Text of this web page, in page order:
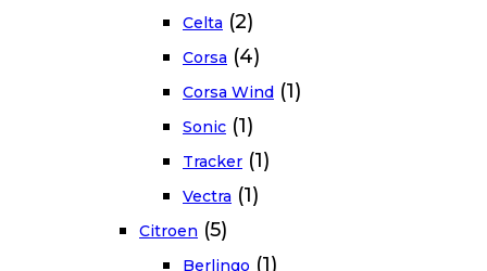
Celta (2)
Corsa (4)
Corsa Wind (1)
Sonic (1)
Tracker (1)
Vectra (1)
Citroen (5)
Berlingo (1)